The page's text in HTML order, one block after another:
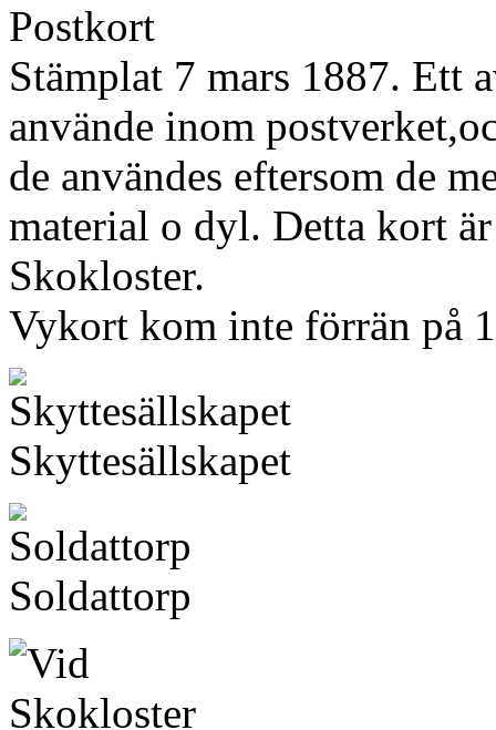
Postkort
Stämplat 7 mars 1887. Ett
använde inom
de användes eftersom de
material o dyl. Detta kort
Skokloster.
Vykort kom inte förrän på
Skyttesällskapet
Soldattorp